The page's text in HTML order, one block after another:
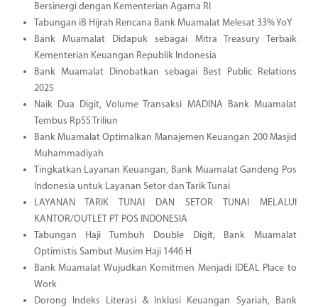
Bersinergi dengan Kementerian Agama RI
Tabungan iB Hijrah Rencana Bank Muamalat Melesat 33% YoY
Bank Muamalat Didapuk sebagai Mitra Treasury Terbaik
Kementerian Keuangan Republik Indonesia
Bank Muamalat Dinobatkan sebagai Best Public Relations
2025
Naik Dua Digit, Volume Transaksi MADINA Bank Muamalat
Tembus Rp55 Triliun
Bank Muamalat Optimalkan Manajemen Keuangan 200 Masjid
Muhammadiyah
Tingkatkan Layanan Keuangan, Bank Muamalat Gandeng Pos
Indonesia untuk Layanan Setor dan Tarik Tunai
LAYANAN TARIK TUNAI DAN SETOR TUNAI MELALUI
KANTOR/OUTLET PT POS INDONESIA
Tabungan Haji Tumbuh Double Digit, Bank Muamalat
Optimistis Sambut Musim Haji 1446 H
Bank Muamalat Wujudkan Komitmen Menjadi IDEAL Place to
Work
Dorong Indeks Literasi & Inklusi Keuangan Syariah, Bank